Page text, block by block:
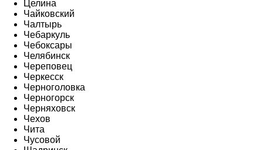
Целина
Чайковский
Чалтырь
Чебаркуль
Чебоксары
Челябинск
Череповец
Черкесск
Черноголовка
Черногорск
Черняховск
Чехов
Чита
Чусовой